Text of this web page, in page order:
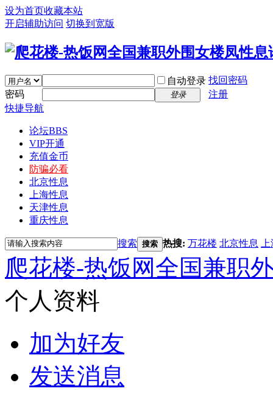
设为首页收藏本站
开启辅助访问 切换到宽版
自动登录 找回密码
密码
登录
注册
快捷导航
论坛BBS
VIP开通
充值金币
防骗必看
北京性息
上海性息
天津性息
重庆性息
搜索 搜索 热搜: 万花楼 北京性息
爬花楼-热饭网全国兼职
个人资料
加为好友
发送消息